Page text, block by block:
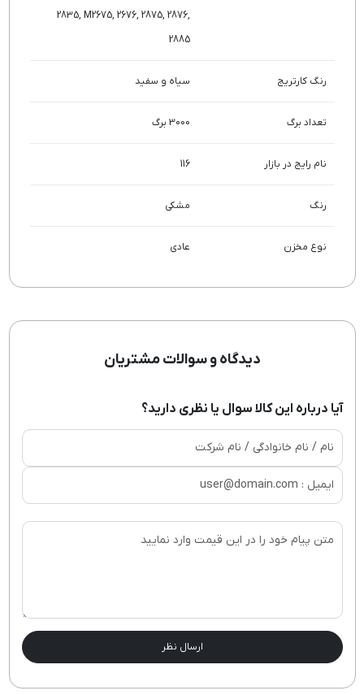
2835, M2675, 2676, 2875, 2876,
2885
رنگ کارتریج سیاه و سفید
تعداد برگ 3000 برگ
نام رایج در بازار 116
رنگ مشکی
نوع مخزن عادی
دیدگاه و سوالات مشتریان
آیا درباره این کالا سوال یا نظری دارید؟
ارسال نظر